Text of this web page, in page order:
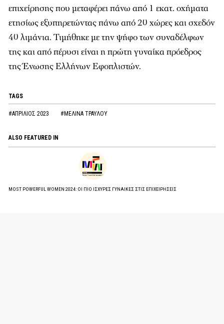
επιχείρησης που µεταφέρει πάνω από 1 εκατ. οχήµατα
ετησίως εξυπηρετώντας πάνω από 20 χώρες και σχεδόν
40 λιµάνια. Τιµήθηκε µε την ψήφο των συναδέλφων
της και από πέρυσι είναι η πρώτη γυναίκα πρόεδρος
της Ένωσης Ελλήνων Εφοπλιστών.
TAGS
#ΑΠΡΙΛΙΟΣ 2023 #ΜΕΛΙΝΑ ΤΡΑΥΛΟΥ
ALSO FEATURED IN
MOST POWERFUL WOMEN 2024: ΟΙ ΠΙΟ ΙΣΧΥΡΕΣ ΓΥΝΑΙΚΕΣ ΣΤΙΣ ΕΠΙΧΕΙΡΗΣΕΙΣ